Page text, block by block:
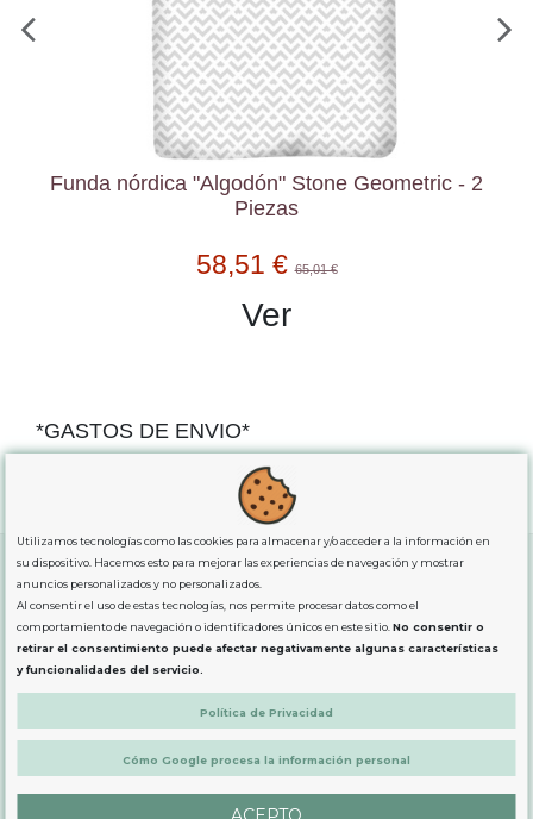
Funda nórdica "Algodón" Stone Geometric - 2
Piezas
58,51 €65,01 €
Ver
*GASTOS DE ENVIO*
para compras superiores a 80€
exclusiva para la peninsula.
SOBRE NOSOTROS
LEGAL
PRODUCTOS
Utilizamos tecnologías como las cookies para almacenar y/o acceder a la información en
su dispositivo. Hacemos esto para mejorar las experiencias de navegación y mostrar
anuncios personalizados y no personalizados.
Al consentir el uso de estas tecnologías, nos permite procesar datos como el
comportamiento de navegación o identificadores únicos en este sitio.No consentir o
retirar el consentimiento puede afectar negativamente algunas características
y funcionalidades del servicio.
Política de Privacidad
Cómo Google procesa la información personal